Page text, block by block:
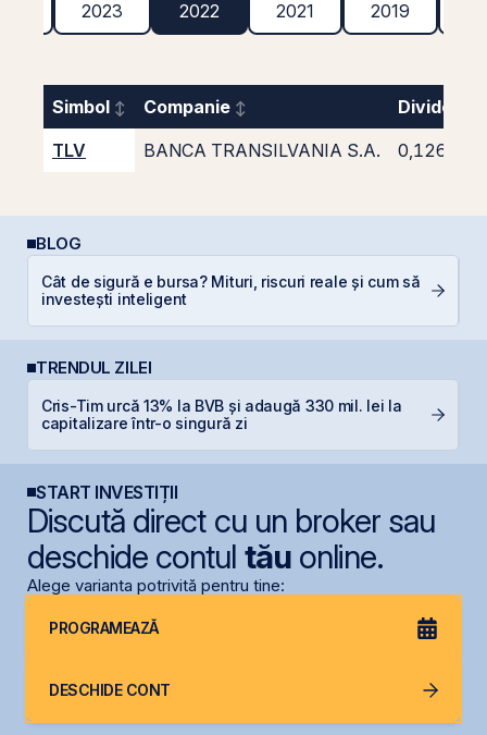
2023 2022 2021 2019
Simbol Companie
Dividend
TLV
BANCA TRANSILVANIA S.A. 0,1268
BLOG
Cât de sigură e bursa? Mituri, riscuri reale și cum să
investești inteligent
TRENDUL ZILEI
Cris-Tim urcă 13% la BVB și adaugă 330 mil. lei la
capitalizare într-o singură zi
START INVESTIȚII
Discută direct cu un broker sau
deschide contul tăuonline.
Alege varianta potrivită pentru tine:
PROGRAMEAZĂ
DESCHIDE CONT